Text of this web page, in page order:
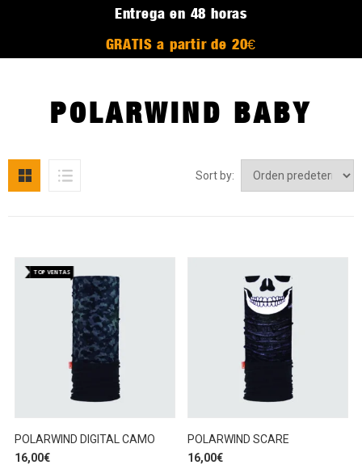
Entrega en 48 horas
GRATIS a partir de 20€
POLARWIND BABY
Sort by:
TOP VENTAS
POLARWIND DIGITAL CAMO
16,00€
POLARWIND SCARE
16,00€